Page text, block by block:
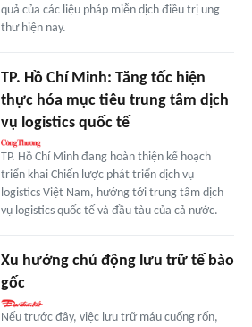
quả của các liệu pháp miễn dịch điều trị ung
thư hiện nay.
TP. Hồ Chí Minh: Tăng tốc hiện
thực hóa mục tiêu trung tâm dịch
vụ logistics quốc tế
TP. Hồ Chí Minh đang hoàn thiện kế hoạch
triển khai Chiến lược phát triển dịch vụ
logistics Việt Nam, hướng tới trung tâm dịch
vụ logistics quốc tế và đầu tàu của cả nước.
Xu hướng chủ động lưu trữ tế bào
gốc
Nếu trước đây, việc lưu trữ máu cuống rốn,